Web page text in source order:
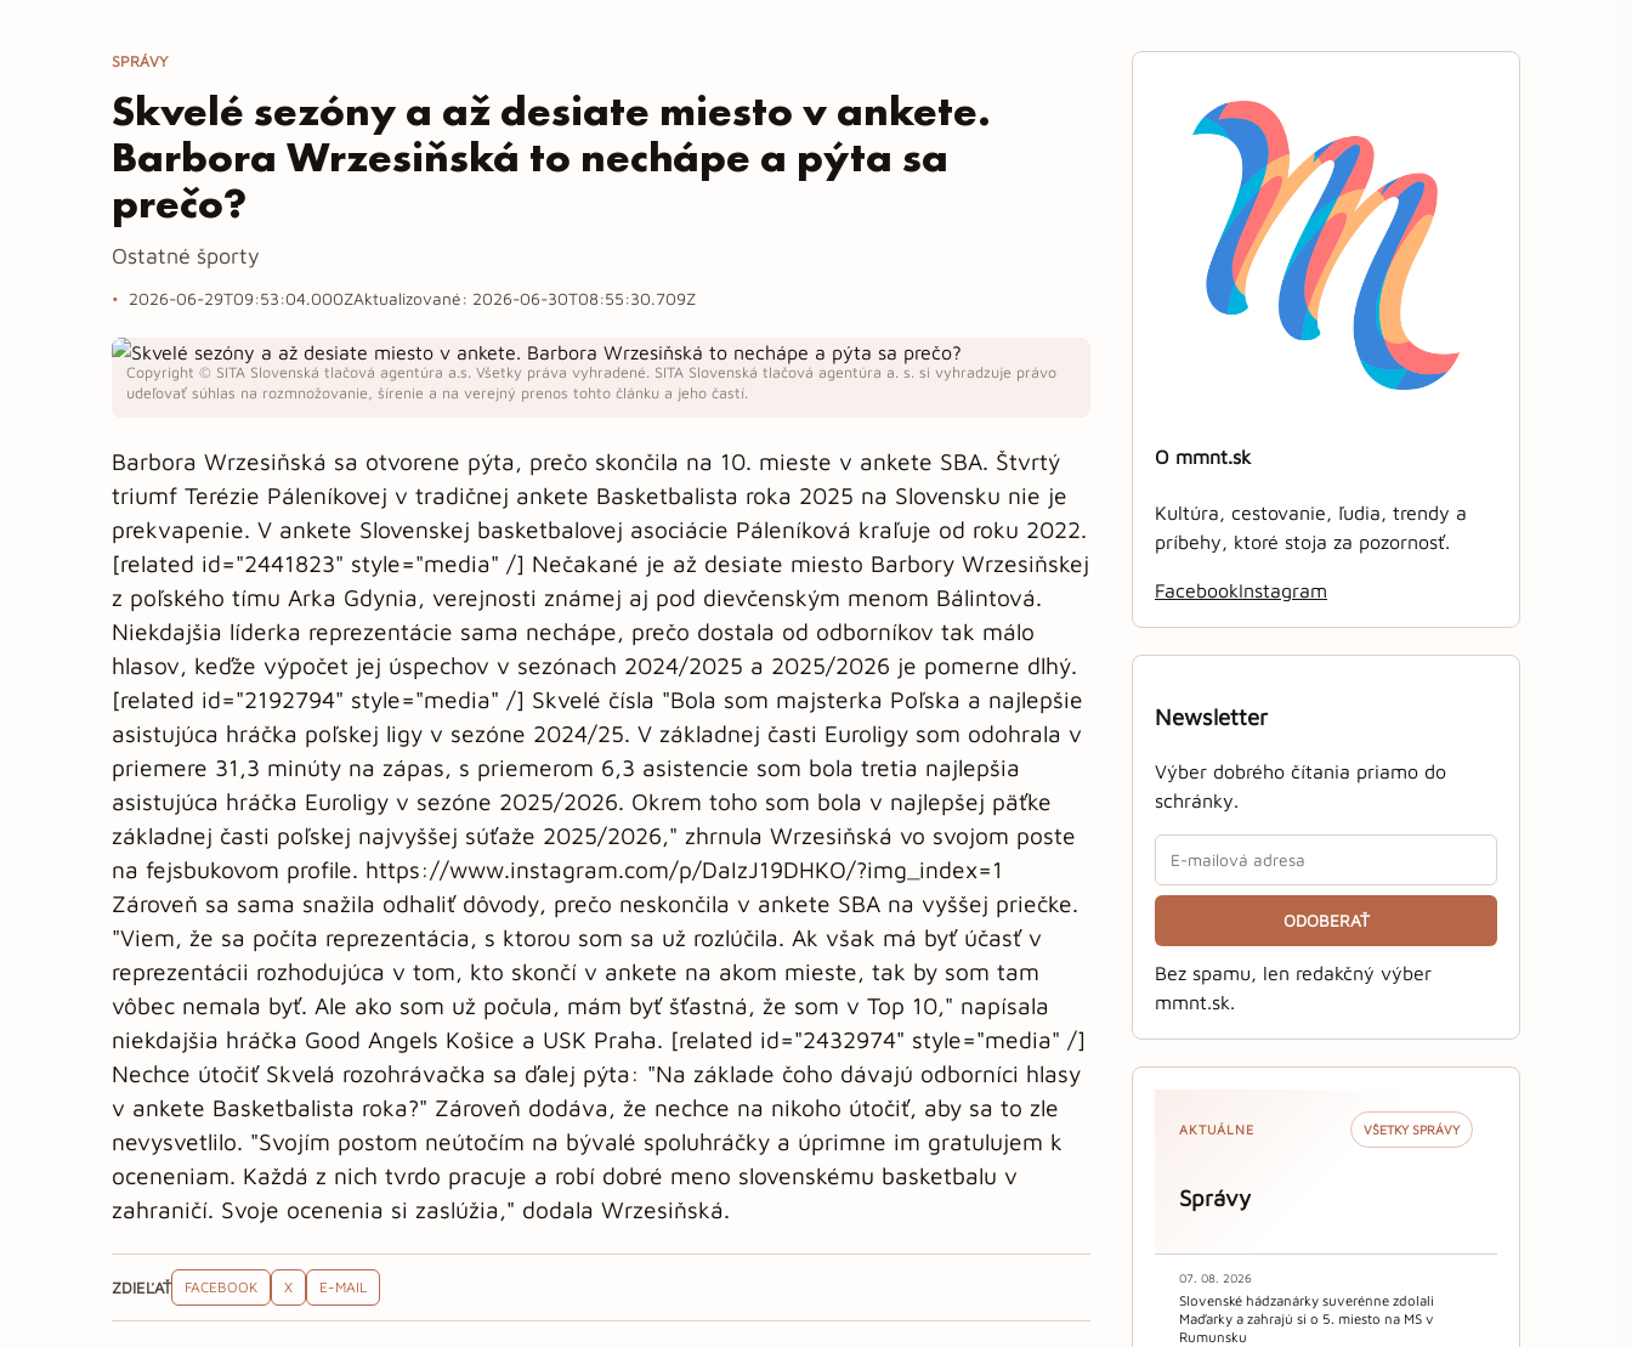
SPRÁVY
Skvelé sezóny a až desiate miesto v ankete.
Barbora Wrzesiňská to nechápe a pýta sa
prečo?
Ostatné športy
2026-06-29T09:53:04.000ZAktualizované: 2026-06-30T08:55:30.709Z
Copyright © SITA Slovenská tlačová agentúra a.s. Všetky práva vyhradené. SITA Slovenská tlačová agentúra a. s. si vyhradzuje právo
udeľovať súhlas na rozmnožovanie, šírenie a na verejný prenos tohto článku a jeho častí.
Barbora Wrzesiňská sa otvorene pýta, prečo skončila na 10. mieste v ankete SBA. Štvrtý
triumf Terézie Páleníkovej v tradičnej ankete Basketbalista roka 2025 na Slovensku nie je
prekvapenie. V ankete Slovenskej basketbalovej asociácie Páleníková kraľuje od roku 2022.
[related id="2441823" style="media" /] Nečakané je až desiate miesto Barbory Wrzesiňskej
z poľského tímu Arka Gdynia, verejnosti známej aj pod dievčenským menom Bálintová.
Niekdajšia líderka reprezentácie sama nechápe, prečo dostala od odborníkov tak málo
hlasov, keďže výpočet jej úspechov v sezónach 2024/2025 a 2025/2026 je pomerne dlhý.
[related id="2192794" style="media" /] Skvelé čísla "Bola som majsterka Poľska a najlepšie
asistujúca hráčka poľskej ligy v sezóne 2024/25. V základnej časti Euroligy som odohrala v
priemere 31,3 minúty na zápas, s priemerom 6,3 asistencie som bola tretia najlepšia
asistujúca hráčka Euroligy v sezóne 2025/2026. Okrem toho som bola v najlepšej päťke
základnej časti poľskej najvyššej súťaže 2025/2026," zhrnula Wrzesiňská vo svojom poste
na fejsbukovom profile. https://www.instagram.com/p/DaIzJ19DHKO/?img_index=1
Zároveň sa sama snažila odhaliť dôvody, prečo neskončila v ankete SBA na vyššej priečke.
"Viem, že sa počíta reprezentácia, s ktorou som sa už rozlúčila. Ak však má byť účasť v
reprezentácii rozhodujúca v tom, kto skončí v ankete na akom mieste, tak by som tam
vôbec nemala byť. Ale ako som už počula, mám byť šťastná, že som v Top 10," napísala
niekdajšia hráčka Good Angels Košice a USK Praha. [related id="2432974" style="media" /]
Nechce útočiť Skvelá rozohrávačka sa ďalej pýta: "Na základe čoho dávajú odborníci hlasy
v ankete Basketbalista roka?" Zároveň dodáva, že nechce na nikoho útočiť, aby sa to zle
nevysvetlilo. "Svojím postom neútočím na bývalé spoluhráčky a úprimne im gratulujem k
oceneniam. Každá z nich tvrdo pracuje a robí dobré meno slovenskému basketbalu v
zahraničí. Svoje ocenenia si zaslúžia," dodala Wrzesiňská.
ZDIEĽAŤ FACEBOOK X E-MAIL
O mmnt.sk
Kultúra, cestovanie, ľudia, trendy a
príbehy, ktoré stoja za pozornosť.
FacebookInstagram
Newsletter
Výber dobrého čítania priamo do
schránky.
ODOBERAŤ
Bez spamu, len redakčný výber
mmnt.sk.
AKTUÁLNE VŠETKY SPRÁVY
Správy
07. 08. 2026
Slovenské hádzanárky suverénne zdolali
Maďarky a zahrajú si o 5. miesto na MS v
Rumunsku